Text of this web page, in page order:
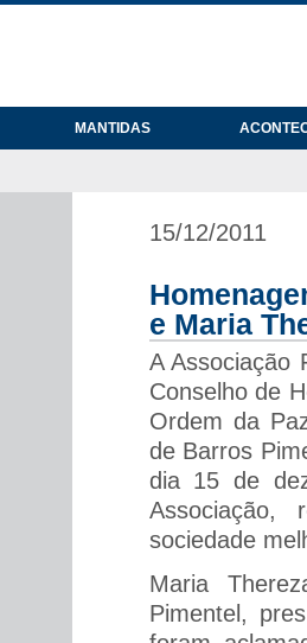
MANTIDAS
15/12/2011
e Maria
A Associação
Conselho de
Ordem da
de Barros
dia 15 de
Associação,
sociedade
Maria
Pimentel,